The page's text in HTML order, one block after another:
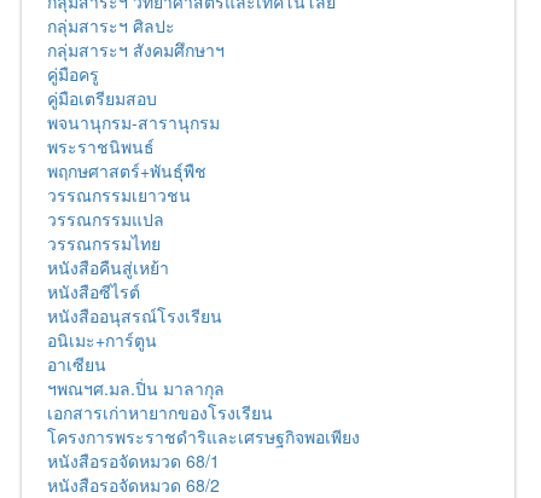
กลุ่มสาระฯ ศิลปะ
กลุ่มสาระฯ สังคมศึกษาฯ
คู่มือครู
คู่มือเตรียมสอบ
พจนานุกรม-สารานุกรม
พระราชนิพนธ์
พฤกษศาสตร์+พันธุ์พืช
วรรณกรรมเยาวชน
วรรณกรรมแปล
วรรณกรรมไทย
หนังสือคืนสู่เหย้า
หนังสือซีไรต์
หนังสืออนุสรณ์โรงเรียน
อนิเมะ+การ์ตูน
อาเซียน
ฯพณฯศ.มล.ปิ่น มาลากุล
เอกสารเก่าหายากของโรงเรียน
โครงการพระราชดำริและเศรษฐกิจพอเพียง
หนังสือรอจัดหมวด 68/1
หนังสือรอจัดหมวด 68/2